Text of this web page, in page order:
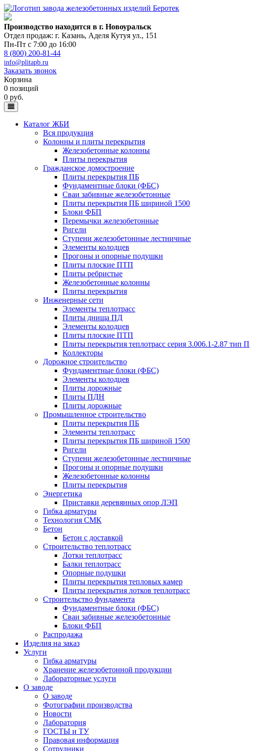
Производство находится в г. Новоуральск
Отдел продаж: г. Казань, Аделя Кутуя ул., 151
Пн-Пт с 7:00 до 16:00
8 (800) 200-81-44
info@plitapb.ru
Заказать звонок
Корзина
0 позиций
0 руб.
Каталог ЖБИ
Вся продукция
Колонны и плиты перекрытия
Железобетонные колонны
Плиты перекрытия
Гражданское домостроение
Плиты перекрытия ПБ
Фундаментные блоки (ФБС)
Сваи забивные железобетонные
Плиты перекрытия ПБ шириной 1500
Блоки ФБП
Перемычки железобетонные
Ригели
Ступени железобетонные лестничные
Элементы колодцев
Прогоны и опорные подушки
Плиты плоские ПТП
Плиты ребристые
Железобетонные колонны
Плиты перекрытия
Инженерные сети
Элементы теплотрасс
Плиты днища ПД
Элементы колодцев
Плиты плоские ПТП
Плиты перекрытия теплотрасс серия 3.006.1-2.87 тип П
Коллекторы
Дорожное строительство
Фундаментные блоки (ФБС)
Элементы колодцев
Плиты дорожные
Плиты ПДН
Плиты дорожные
Промышленное строительство
Плиты перекрытия ПБ
Элементы теплотрасс
Плиты перекрытия ПБ шириной 1500
Ригели
Ступени железобетонные лестничные
Прогоны и опорные подушки
Железобетонные колонны
Плиты перекрытия
Энергетика
Приставки деревянных опор ЛЭП
Гибка арматуры
Технология СМК
Бетон
Бетон с доставкой
Строительство теплотрасс
Лотки теплотрасс
Балки теплотрасс
Опорные подушки
Плиты перекрытия тепловых камер
Плиты перекрытия лотков теплотрасс
Строительство фундамента
Фундаментные блоки (ФБС)
Сваи забивные железобетонные
Блоки ФБП
Распродажа
Изделия на заказ
Услуги
Гибка арматуры
Хранение железобетонной продукции
Лабораторные услуги
О заводе
О заводе
Фотографии производства
Новости
Лаборатория
ГОСТЫ и ТУ
Правовая информация
Сотрудники